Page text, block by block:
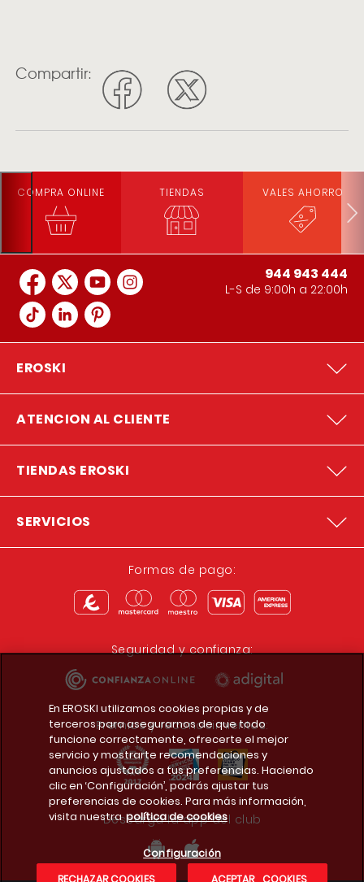
Compartir:
COMPRA ONLINE TIENDAS VALES AHORRO
944 943 444
L-S de 9:00h a 22:00h
EROSKI
ATENCION AL CLIENTE
TIENDAS EROSKI
SERVICIOS
Formas de pago:
Seguridad y confianza:
Premios y reconocimientos:
Descarga la app del club
En EROSKI utilizamos cookies propias y de
terceros para asegurarnos de que todo
funcione correctamente, ofrecerte el mejor
servicio y mostrarte recomendaciones y
anuncios ajustados a tus preferencias. Haciendo
clic en ‘Configuración’, podrás ajustar tus
preferencias de cookies. Para más información,
visita nuestra política de cookies
Configuración
RECHAZAR COOKIES
ACEPTAR COOKIES